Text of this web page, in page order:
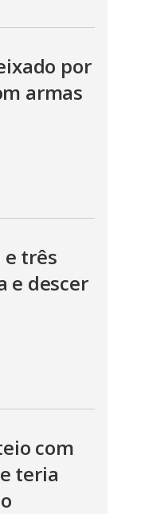
por
armas
três
e descer
com
teria